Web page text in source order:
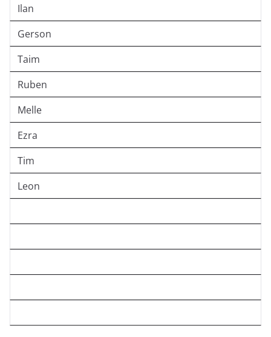
Ilan
Gerson
Taim
Ruben
Melle
Ezra
Tim
Leon